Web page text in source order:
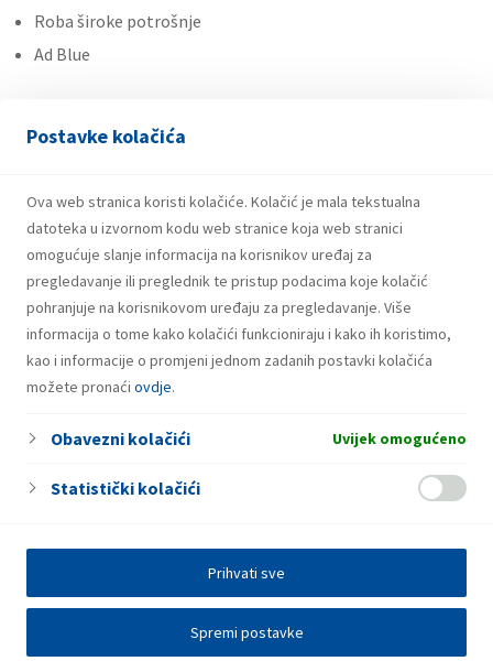
Postavke kolačića
Ova web stranica koristi kolačiće. Kolačić je mala tekstualna
datoteka u izvornom kodu web stranice koja web stranici
omogućuje slanje informacija na korisnikov uređaj za
pregledavanje ili preglednik te pristup podacima koje kolačić
pohranjuje na korisnikovom uređaju za pregledavanje. Više
informacija o tome kako kolačići funkcioniraju i kako ih koristimo,
kao i informacije o promjeni jednom zadanih postavki kolačića
možete pronaći ovdje.
Obavezni kolačići Uvijek omogućeno
Statistički kolačići
Spremi postavke
Prihvati sve
Roba široke potrošnje
Ad Blue
NON-STOP